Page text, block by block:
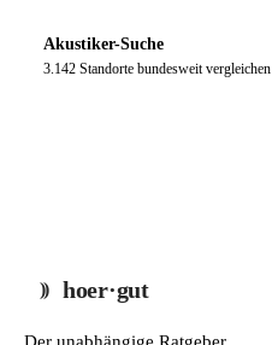
Akustiker-Suche
3.142 Standorte bundesweit vergleichen
hoer·gut